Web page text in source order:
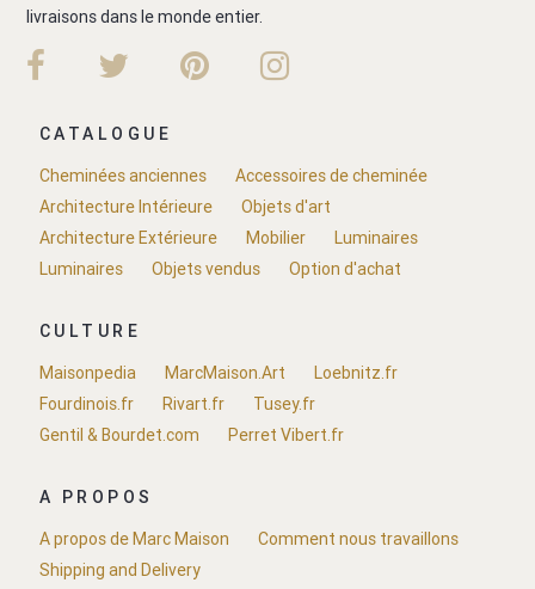
livraisons dans le monde entier.
CATALOGUE
Cheminées anciennes
Accessoires de cheminée
Architecture Intérieure
Objets d'art
Architecture Extérieure
Mobilier
Luminaires
Luminaires
Objets vendus Option d'achat
CULTURE
Maisonpedia
MarcMaison.Art
Loebnitz.fr
Fourdinois.fr
Rivart.fr
Tusey.fr
Gentil & Bourdet.com
Perret Vibert.fr
A PROPOS
A propos de Marc Maison
Comment nous travaillons
Shipping and Delivery